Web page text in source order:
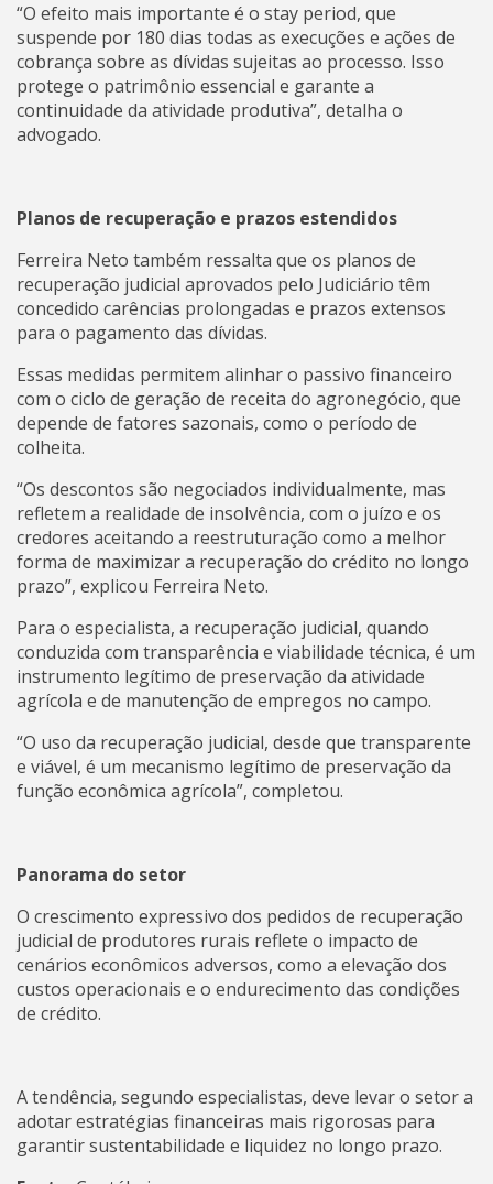
“O efeito mais importante é o stay period, que
suspende por 180 dias todas as execuções e ações de
cobrança sobre as dívidas sujeitas ao processo. Isso
protege o patrimônio essencial e garante a
continuidade da atividade produtiva”, detalha o
advogado.
Planos de recuperação e prazos estendidos
Ferreira Neto também ressalta que os planos de
recuperação judicial aprovados pelo Judiciário têm
concedido carências prolongadas e prazos extensos
para o pagamento das dívidas.
Essas medidas permitem alinhar o passivo financeiro
com o ciclo de geração de receita do agronegócio, que
depende de fatores sazonais, como o período de
colheita.
“Os descontos são negociados individualmente, mas
refletem a realidade de insolvência, com o juízo e os
credores aceitando a reestruturação como a melhor
forma de maximizar a recuperação do crédito no longo
prazo”, explicou Ferreira Neto.
Para o especialista, a recuperação judicial, quando
conduzida com transparência e viabilidade técnica, é um
instrumento legítimo de preservação da atividade
agrícola e de manutenção de empregos no campo.
“O uso da recuperação judicial, desde que transparente
e viável, é um mecanismo legítimo de preservação da
função econômica agrícola”, completou.
Panorama do setor
O crescimento expressivo dos pedidos de recuperação
judicial de produtores rurais reflete o impacto de
cenários econômicos adversos, como a elevação dos
custos operacionais e o endurecimento das condições
de crédito.
A tendência, segundo especialistas, deve levar o setor a
adotar estratégias financeiras mais rigorosas para
garantir sustentabilidade e liquidez no longo prazo.